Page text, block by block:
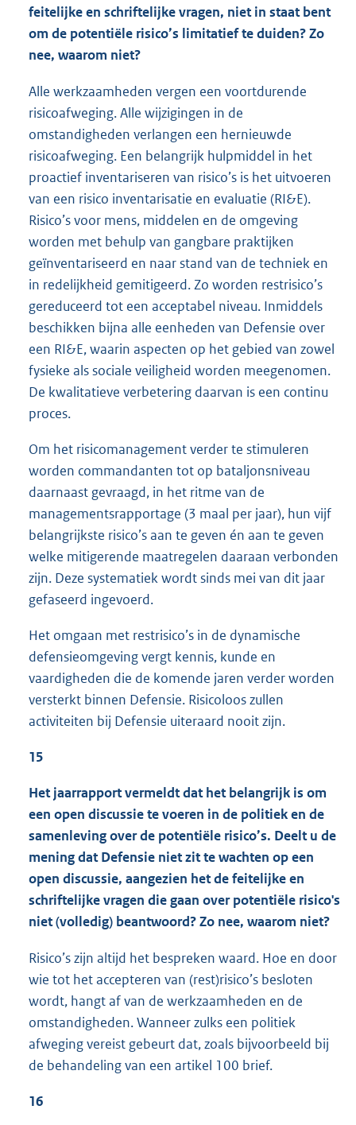
feitelijke en schriftelijke vragen, niet in staat bent
om de potentiële risico’s limitatief te duiden? Zo
nee, waarom niet?
Alle werkzaamheden vergen een voortdurende
risicoafweging. Alle wijzigingen in de
omstandigheden verlangen een hernieuwde
risicoafweging. Een belangrijk hulpmiddel in het
proactief inventariseren van risico’s is het uitvoeren
van een risico inventarisatie en evaluatie (RI&E).
Risico’s voor mens, middelen en de omgeving
worden met behulp van gangbare praktijken
geïnventariseerd en naar stand van de techniek en
in redelijkheid gemitigeerd. Zo worden restrisico’s
gereduceerd tot een acceptabel niveau. Inmiddels
beschikken bijna alle eenheden van Defensie over
een RI&E, waarin aspecten op het gebied van zowel
fysieke als sociale veiligheid worden meegenomen.
De kwalitatieve verbetering daarvan is een continu
proces.
Om het risicomanagement verder te stimuleren
worden commandanten tot op bataljonsniveau
daarnaast gevraagd, in het ritme van de
managementsrapportage (3 maal per jaar), hun vijf
belangrijkste risico’s aan te geven én aan te geven
welke mitigerende maatregelen daaraan verbonden
zijn. Deze systematiek wordt sinds mei van dit jaar
gefaseerd ingevoerd.
Het omgaan met restrisico’s in de dynamische
defensieomgeving vergt kennis, kunde en
vaardigheden die de komende jaren verder worden
versterkt binnen Defensie. Risicoloos zullen
activiteiten bij Defensie uiteraard nooit zijn.
15
Het jaarrapport vermeldt dat het belangrijk is om
een open discussie te voeren in de politiek en de
samenleving over de potentiële risico’s. Deelt u de
mening dat Defensie niet zit te wachten op een
open discussie, aangezien het de feitelijke en
schriftelijke vragen die gaan over potentiële risico's
niet (volledig) beantwoord? Zo nee, waarom niet?
Risico’s zijn altijd het bespreken waard. Hoe en door
wie tot het accepteren van (rest)risico’s besloten
wordt, hangt af van de werkzaamheden en de
omstandigheden. Wanneer zulks een politiek
afweging vereist gebeurt dat, zoals bijvoorbeeld bij
de behandeling van een artikel 100 brief.
16